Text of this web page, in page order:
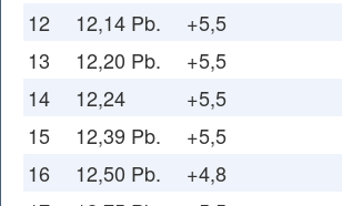
12
12,14 Pb. +5,5
13
12,20 Pb. +5,5
14
12,24 +5,5
15
12,39 Pb. +5,5
16
12,50 Pb. +4,8